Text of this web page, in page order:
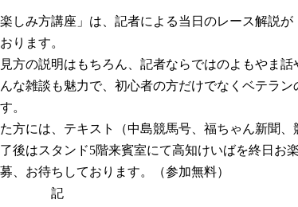
しみ方講座」は、記者による当日のレース解説が
ります。
方の説明はもちろん、記者ならではのよもやま話
な雑談も魅力で、初心者の方だけでなくベテラ
。
方には、テキスト（中島競馬号、福ちゃん新聞、
後はスタンド5階来賓室にて高知けいばを終日お
、お待ちしております。（参加無料）